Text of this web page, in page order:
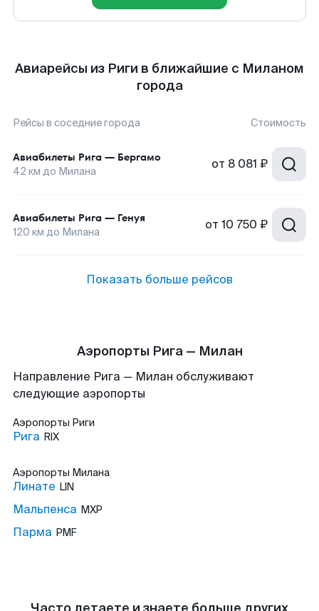
Авиарейсы из Риги в ближайшие с Миланом
города
Рейсы в соседние города Стоимость
Авиабилеты Рига — Бергамо
42 км до Милана от 8 081 ₽
Авиабилеты Рига — Генуя
120 км до Милана от 10 750 ₽
Показать больше рейсов
Аэропорты Рига — Милан
Направление Рига — Милан обслуживают
следующие аэропорты
Аэропорты Риги
Рига RIX
Аэропорты Милана
Линате LIN
Мальпенса MXP
Парма PMF